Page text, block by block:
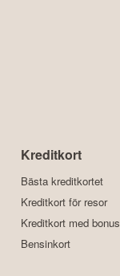
Kreditkort
Bästa kreditkortet
Kreditkort för resor
Kreditkort med bonus
Bensinkort